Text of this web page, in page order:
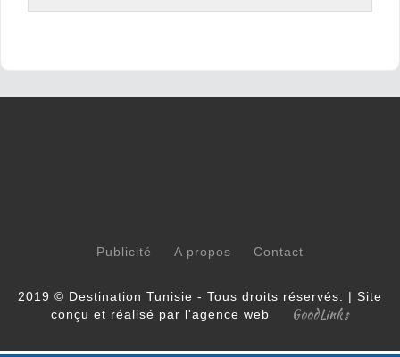
Publicité A propos Contact
2019 © Destination Tunisie - Tous droits réservés. | Site
conçu et réalisé par l'agence web
GoodLinks